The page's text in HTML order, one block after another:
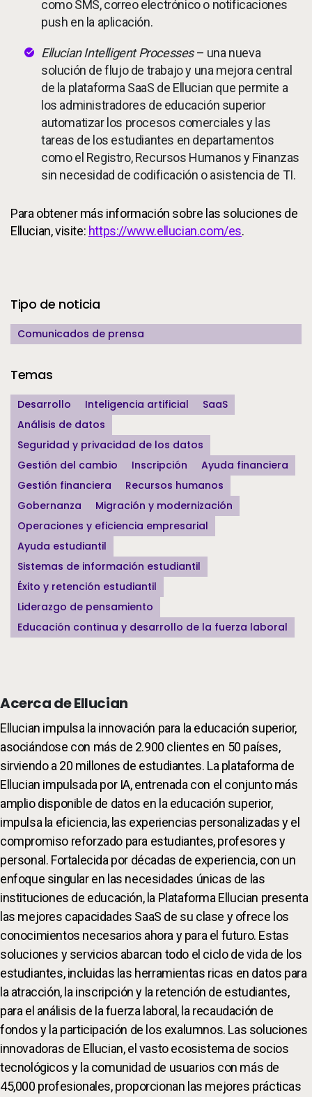
como SMS, correo electrónico o notificaciones
push en la aplicación.
Ellucian Intelligent Processes– una nueva
solución de flujo de trabajo y una mejora central
de la plataforma SaaS de Ellucian que permite a
los administradores de educación superior
automatizar los procesos comerciales y las
tareas de los estudiantes en departamentos
como el Registro, Recursos Humanos y Finanzas
sin necesidad de codificación o asistencia de TI.
Para obtener más información sobre las soluciones de
Ellucian, visite: https://www.ellucian.com/es.
Additional Information
Tipo de noticia
Comunicados de prensa
Temas
Desarrollo Inteligencia artificial
SaaS
Análisis de datos
Seguridad y privacidad de los datos
Gestión del cambio
Inscripción
Ayuda financiera
Gestión financiera
Recursos humanos
Gobernanza
Migración y modernización
Operaciones y eficiencia empresarial
Ayuda estudiantil
Sistemas de información estudiantil
Éxito y retención estudiantil
Liderazgo de pensamiento
Educación continua y desarrollo de la fuerza laboral
Acerca de Ellucian
Ellucian impulsa la innovación para la educación superior,
asociándose con más de 2.900 clientes en 50 países,
sirviendo a 20 millones de estudiantes. La plataforma de
Ellucian impulsada por IA, entrenada con el conjunto más
amplio disponible de datos en la educación superior,
impulsa la eficiencia, las experiencias personalizadas y el
compromiso reforzado para estudiantes, profesores y
personal. Fortalecida por décadas de experiencia, con un
enfoque singular en las necesidades únicas de las
instituciones de educación, la Plataforma Ellucian presenta
las mejores capacidades SaaS de su clase y ofrece los
conocimientos necesarios ahora y para el futuro. Estas
soluciones y servicios abarcan todo el ciclo de vida de los
estudiantes, incluidas las herramientas ricas en datos para
la atracción, la inscripción y la retención de estudiantes,
para el análisis de la fuerza laboral, la recaudación de
fondos y la participación de los exalumnos. Las soluciones
innovadoras de Ellucian, el vasto ecosistema de socios
tecnológicos y la comunidad de usuarios con más de
45,000 profesionales, proporcionan las mejores prácticas